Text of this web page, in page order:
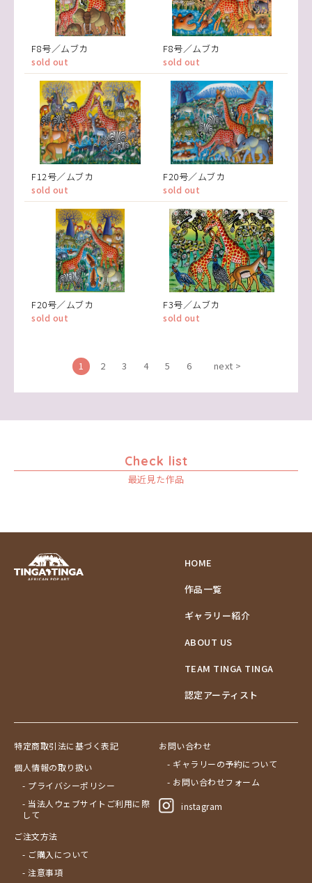
F8号／ムブカ
sold out
F8号／ムブカ
sold out
F12号／ムブカ
sold out
F20号／ムブカ
sold out
F20号／ムブカ
sold out
F3号／ムブカ
sold out
1 2 3 4 5 6 next >
Check list
最近見た作品
HOME
作品一覧
ギャラリー紹介
ABOUT US
TEAM TINGA TINGA
認定アーティスト
特定商取引法に基づく表記
個人情報の取り扱い
- プライバシーポリシー
- 当法人ウェブサイトご利用に際
して
ご注文方法
- ご購入について
- 注意事項
お問い合わせ
- ギャラリーの予約について
- お問い合わせフォーム
instagram